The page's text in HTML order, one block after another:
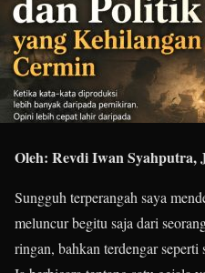
Oleh: Revdi Iwan Syahputra,
Sungguh terperangah saya
meluncur begitu saja dari
ringan, bahkan terdengar seperti